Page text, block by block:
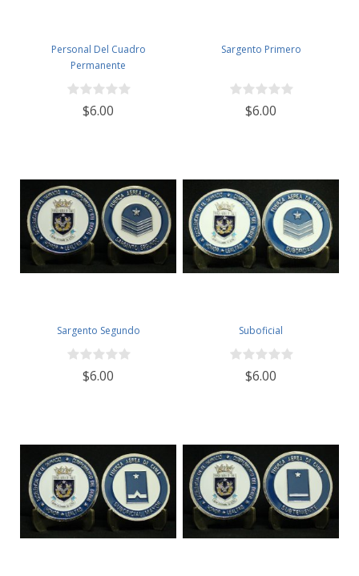
Personal Del Cuadro
Permanente
$6.00
Sargento Primero
$6.00
Sargento Segundo
$6.00
Suboficial
$6.00